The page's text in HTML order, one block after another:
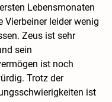
Lebensmonaten
Vierbeiner leider wenig
Zeus ist sehr
sein
ist noch
Trotz der
ist